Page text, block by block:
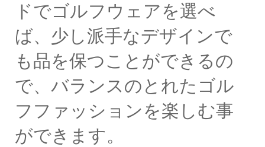
ドでゴルフウェアを選べ
ば、少し派手なデザインで
も品を保つことができるの
で、バランスのとれたゴル
フファッションを楽しむ事
ができます。